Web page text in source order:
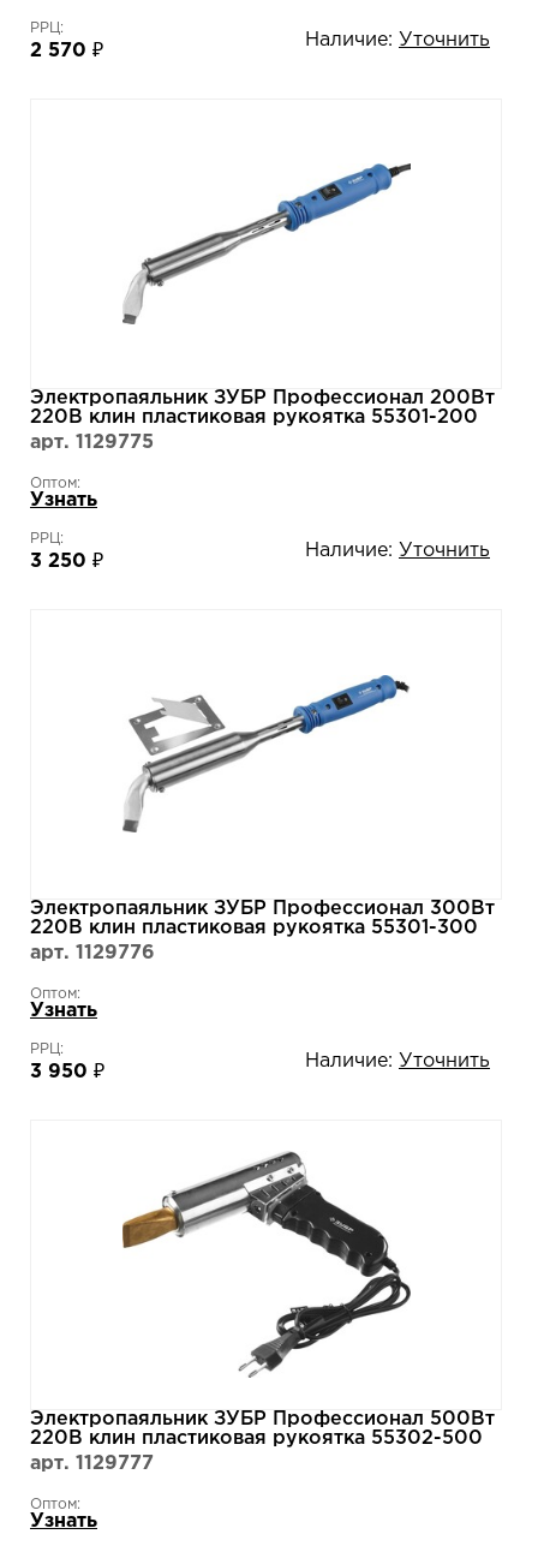
РРЦ:
2 570 ₽
Наличие: Уточнить
Электропаяльник ЗУБР Профессионал 200Вт
220В клин пластиковая рукоятка 55301-200
арт. 1129775
Оптом:
Узнать
РРЦ:
3 250 ₽
Наличие: Уточнить
Электропаяльник ЗУБР Профессионал 300Вт
220В клин пластиковая рукоятка 55301-300
арт. 1129776
Оптом:
Узнать
РРЦ:
3 950 ₽
Наличие: Уточнить
Электропаяльник ЗУБР Профессионал 500Вт
220В клин пластиковая рукоятка 55302-500
арт. 1129777
Оптом:
Узнать